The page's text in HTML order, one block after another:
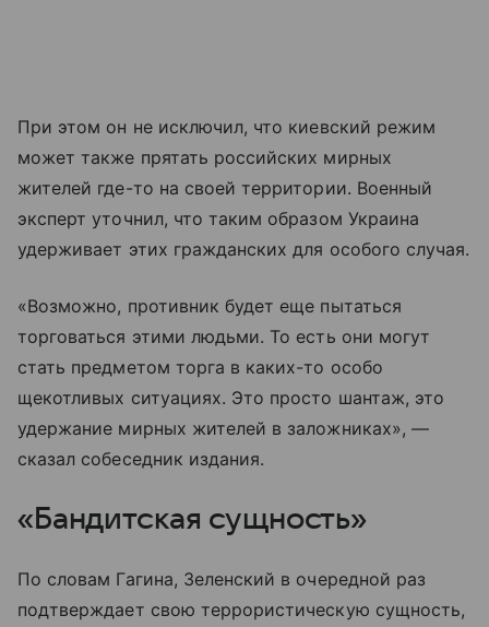
При этом он не исключил, что киевский режим
может также прятать российских мирных
жителей где-то на своей территории. Военный
эксперт уточнил, что таким образом Украина
удерживает этих гражданских для особого случая.
«Возможно, противник будет еще пытаться
торговаться этими людьми. То есть они могут
стать предметом торга в каких-то особо
щекотливых ситуациях. Это просто шантаж, это
удержание мирных жителей в заложниках», —
сказал собеседник издания.
«Бандитская сущность»
По словам Гагина, Зеленский в очередной раз
подтверждает свою террористическую сущность,